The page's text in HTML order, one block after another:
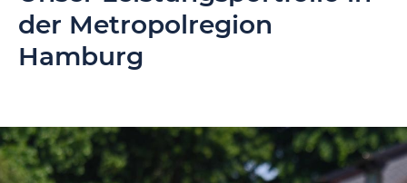
der Metropolregion
Hamburg